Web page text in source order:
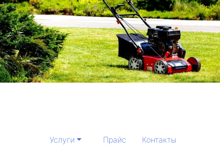
Услуги Прайс Контакты